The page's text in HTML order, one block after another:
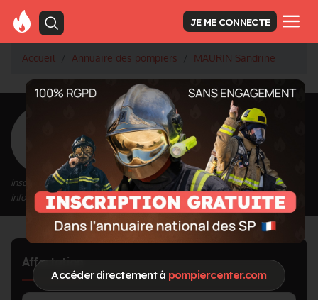
Accéder directement à pompiercenter.com
JE ME CONNECTE
Accueil Annuaire des pompiers MAURIN Sandrine
< Retour à la liste des pompiers
MAURIN Sandrine
Inscrit depuis le 12/09/2020 à 23:42
Informations mises à jour le 24/02/2021 à 10:53
Affectation